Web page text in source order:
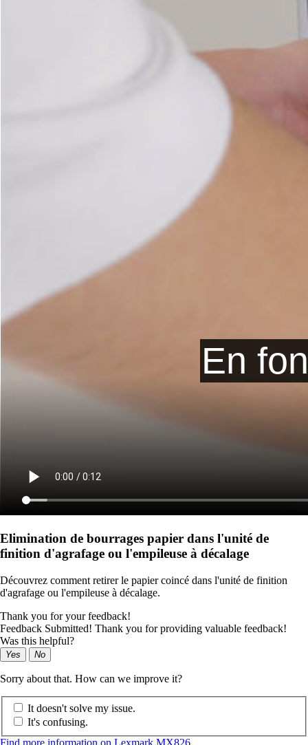
Elimination de bourrages papier dans l'unité de
finition d'agrafage ou l'empileuse à décalage
Découvrez comment retirer le papier coincé dans l'unité de finition
d'agrafage ou l'empileuse à décalage.
Thank you for your feedback!
Feedback Submitted! Thank you for providing valuable feedback!
Was this helpful?
Yes No
Sorry about that. How can we improve it?
It doesn't solve my issue.
It's confusing.